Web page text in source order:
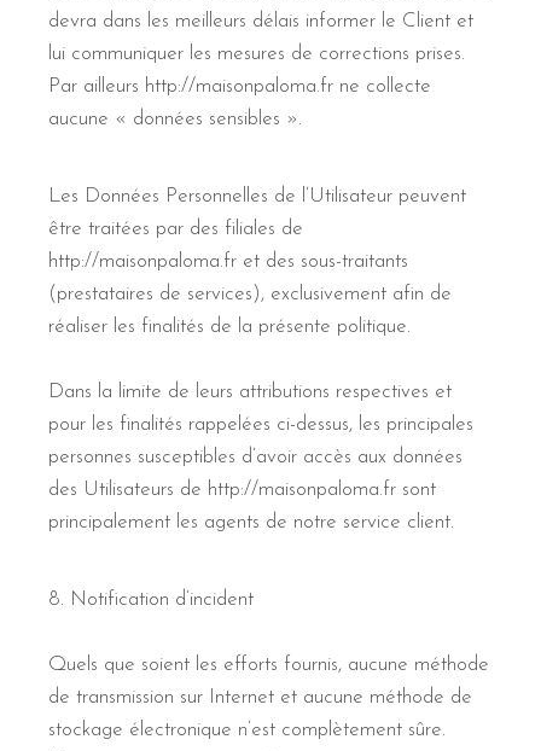
devra dans les meilleurs délais informer le Client et
lui communiquer les mesures de corrections prises.
Par ailleurs http://maisonpaloma.fr ne collecte
aucune « données sensibles ».
Les Données Personnelles de l’Utilisateur peuvent
être traitées par des filiales de
http://maisonpaloma.fr et des sous-traitants
(prestataires de services), exclusivement afin de
réaliser les finalités de la présente politique.
Dans la limite de leurs attributions respectives et
pour les finalités rappelées ci-dessus, les principales
personnes susceptibles d’avoir accès aux données
des Utilisateurs de http://maisonpaloma.fr sont
principalement les agents de notre service client.
8. Notification d’incident
Quels que soient les efforts fournis, aucune méthode
de transmission sur Internet et aucune méthode de
stockage électronique n’est complètement sûre.